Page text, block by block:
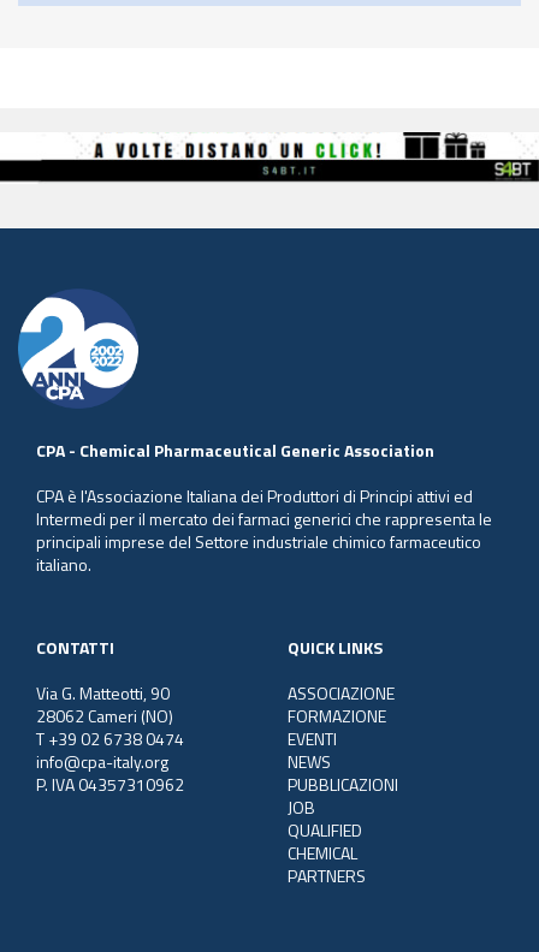
CPA - Chemical Pharmaceutical Generic Association
CPA è l'Associazione Italiana dei Produttori di Principi attivi ed
Intermedi per il mercato dei farmaci generici che rappresenta le
principali imprese del Settore industriale chimico farmaceutico
italiano.
CONTATTI
Via G. Matteotti, 90
28062 Cameri (NO)
T +39 02 6738 0474
info@cpa-italy.org
P. IVA 04357310962
QUICK LINKS
ASSOCIAZIONE
FORMAZIONE
EVENTI
NEWS
PUBBLICAZIONI
JOB
QUALIFIED
CHEMICAL
PARTNERS